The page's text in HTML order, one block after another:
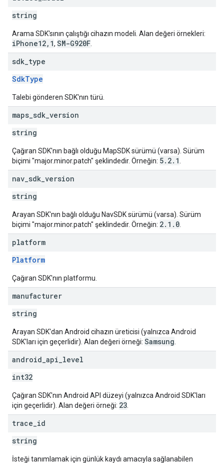
string
Arama SDK'sının çalıştığı cihazın modeli. Alan değeri örnekleri:
iPhone12,1, SM-G920F
sdk type
SdkType
Talebi gönderen SDK'nın türü.
maps sdk version
string
Çağıran SDK'nın bağlı olduğu MapSDK sürümü (varsa). Sürüm
biçimi "major.minor.patch" şeklindedir. Örneğin: 5.2.1
nav sdk version
string
Arayan SDK'nın bağlı olduğu NavSDK sürümü (varsa). Sürüm
biçimi "major.minor.patch" şeklindedir. Örneğin: 2.1.0
platform
Platform
Çağıran SDK'nın platformu.
manufacturer
string
Arayan SDK'dan Android cihazın üreticisi (yalnızca Android
SDK'ları için geçerlidir). Alan değeri örneği: Samsung
android api level
int32
Çağıran SDK'nın Android API düzeyi (yalnızca Android SDK'ları
için geçerlidir). Alan değeri örneği: 23
trace id
string
İsteği tanımlamak için günlük kaydı amacıyla sağlanabilen